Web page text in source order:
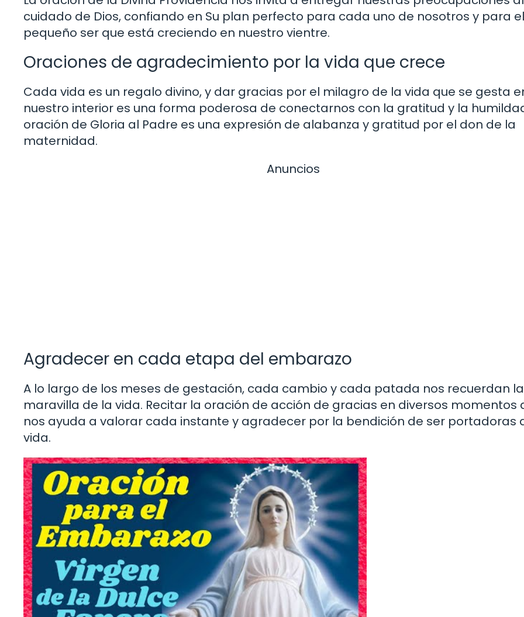
cuidado de Dios, confiando en Su plan perfecto para cada uno de nosotros y para el
pequeño ser que está creciendo en nuestro vientre.
Oraciones de agradecimiento por la vida que crece
Cada vida es un regalo divino, y dar gracias por el milagro de la vida que se gesta
nuestro interior es una forma poderosa de conectarnos con la gratitud y la
oración de Gloria al Padre es una expresión de alabanza y gratitud por el don de la
maternidad.
Anuncios
Agradecer en cada etapa del embarazo
A lo largo de los meses de gestación, cada cambio y cada patada nos recuerdan la
maravilla de la vida. Recitar la oración de acción de gracias en diversos momentos
nos ayuda a valorar cada instante y agradecer por la bendición de ser portadoras
vida.